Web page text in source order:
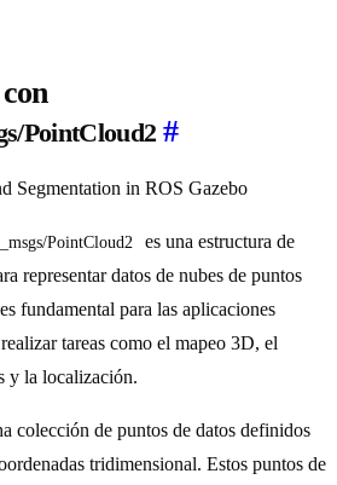
PointCloud2 #
PointCloud2
es una estructura de
representar datos de nubes de puntos
fundamental para las aplicaciones
tareas como el mapeo 3D, el
y la localización.
colección de puntos de datos definidos
tridimensional. Estos puntos de